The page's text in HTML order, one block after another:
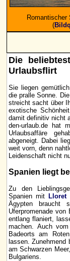
Romantischer
(
Die
Urlaubsflirt
Sie liegen
die pralle Sonne.
streicht sacht über
exotische
damit definitiv nicht
den-urlaub.de hat
Urlaubsaffäre
abgeneigt. Dabei
weit vorn, denn
Leidenschaft nicht
Spanien liegt
Zu den
Spanien mit Lloret
Ägypten braucht
Uferpromenade von
entlang flaniert,
machen. Auch
Badeorts am
lassen. Zunehmend
am Schwarzen
Bulgariens.